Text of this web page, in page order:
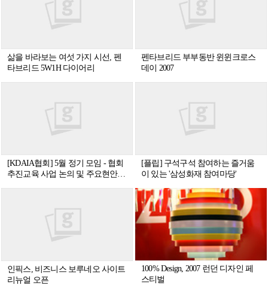
삶을 바라보는 여섯 가지 시선, 펜
타브리드 5W1H 다이어리
펜타브리드 부부동반 윈윈크로스
데이 2007
[KDAIA협회] 5월 정기 모임 - 협회
추진교육 사업 논의 및 주요현안
[플립] 구석구석 참여하는 즐거움
이 있는 '삼성화재 참여마당'
인픽스, 비즈니스 보루네오 사이트
리뉴얼 오픈
100% Design, 2007 런던 디자인 페
스티벌